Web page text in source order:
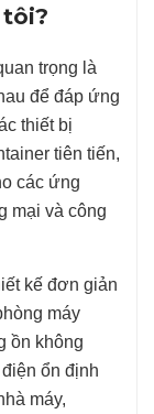
trọng là
để đáp ứng
thiết bị
tiên tiến,
các ứng
mại và công
kế đơn giản
máy
ồn không
ổn định
máy,